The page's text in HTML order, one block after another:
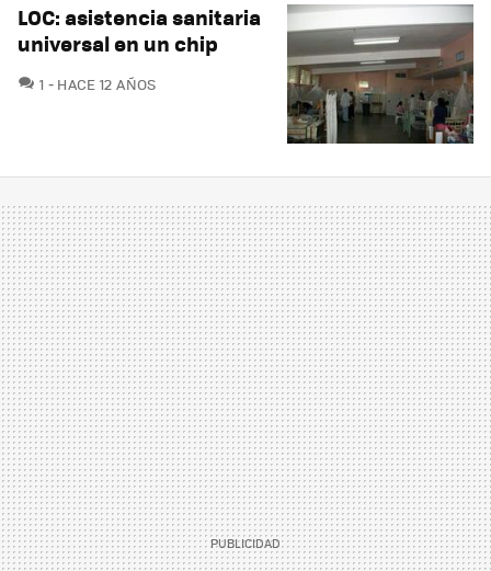
LOC: asistencia sanitaria
universal en un chip
1 COMENTARIOS
HACE 12 AÑOS